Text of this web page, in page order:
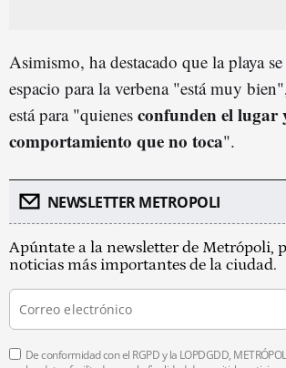
Asimismo, ha destacado que la playa
espacio para la verbena "está muy
está para "quienes confunden el lugar
comportamiento que no toca".
NEWSLETTER METROPOLI
Apúntate a la newsletter de Metrópoli,
noticias más importantes de la ciudad.
De conformidad con el RGPD y la LOPDGDD,